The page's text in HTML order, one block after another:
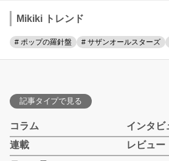
Mikiki トレンド
# ポップの羅針盤 # サザンオールスターズ
記事タイプで見る
コラム
インタビ
連載
レビュー